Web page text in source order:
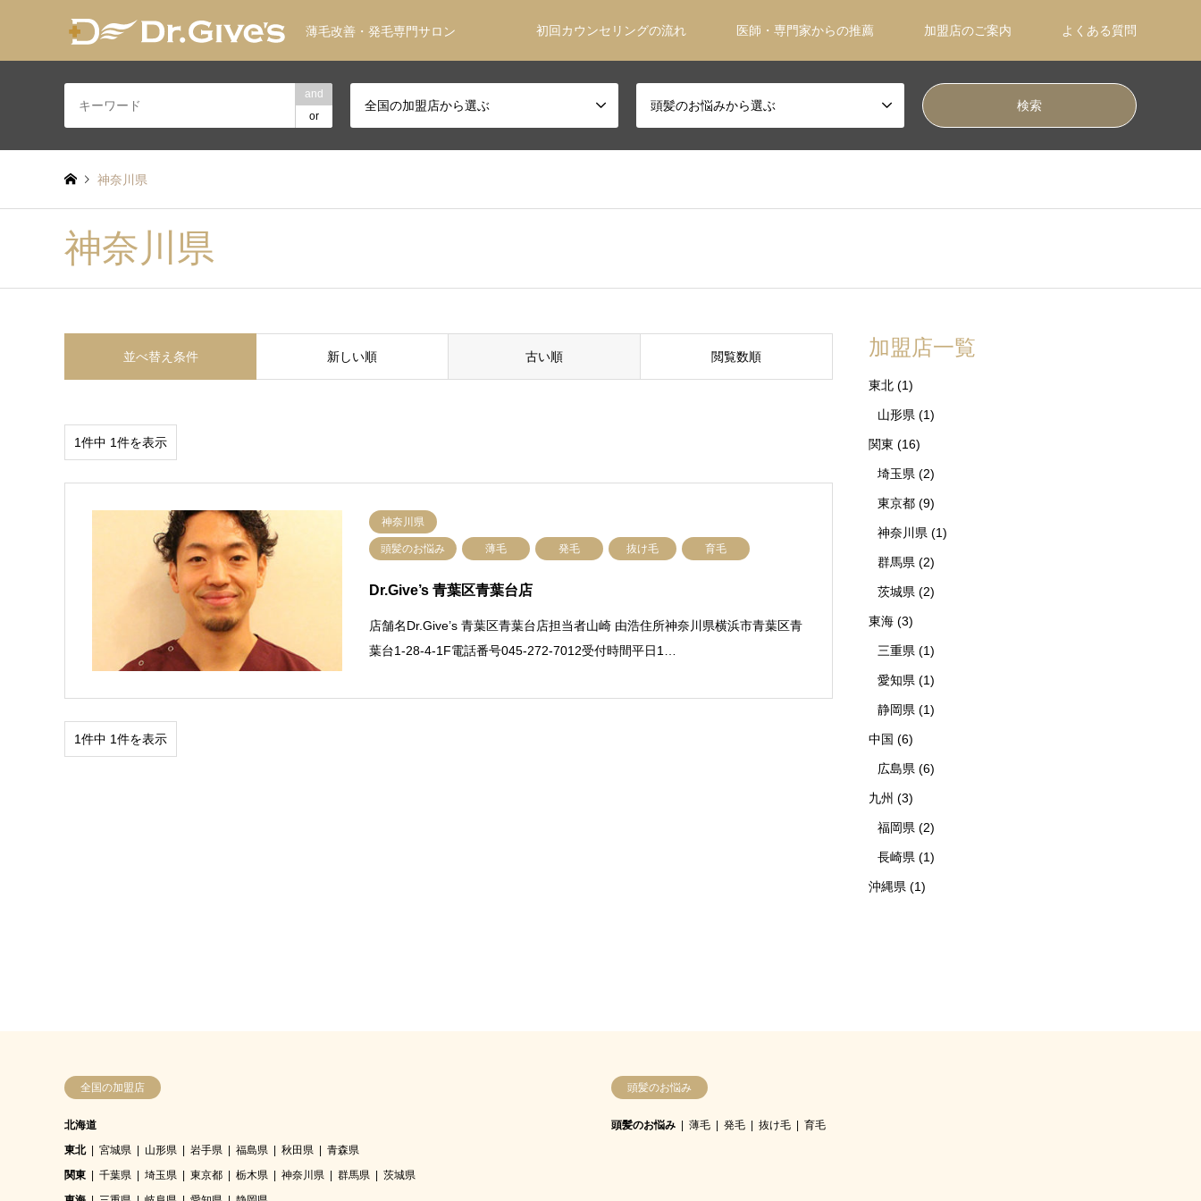
薄毛改善・発毛専門サロン 初回カウンセリングの流れ 医師・専門家からの推薦 加盟店のご案内 よくある質問
and
or
全国の加盟店から選ぶ 頭髪のお悩みから選ぶ
神奈川県
神奈川県
並べ替え条件 新しい順 古い順 閲覧数順
1件中 1件を表示
神奈川県
頭髪のお悩み 薄毛 発毛 抜け毛 育毛
Dr.Give’s 青葉区青葉台店
店舗名Dr.Give’s 青葉区青葉台店担当者山崎 由浩住所神奈川県横浜市青葉区青
葉台1-28-4-1F電話番号045-272-7012受付時間平日1…
1件中 1件を表示
加盟店一覧
東北 (1)
山形県 (1)
関東 (16)
埼玉県 (2)
東京都 (9)
神奈川県 (1)
群馬県 (2)
茨城県 (2)
東海 (3)
三重県 (1)
愛知県 (1)
静岡県 (1)
中国 (6)
広島県 (6)
九州 (3)
福岡県 (2)
長崎県 (1)
沖縄県 (1)
全国の加盟店
北海道
東北
宮城県 山形県 岩手県 福島県 秋田県
青森県
関東
千葉県 埼玉県 東京都 栃木県 神奈川県 群馬県
茨城県
頭髪のお悩み
頭髪のお悩み 薄毛 発毛 抜け毛 育毛